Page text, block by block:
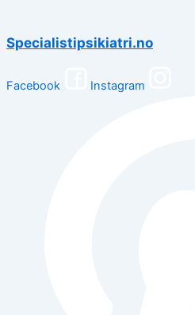
Specialistipsikiatri.no
Facebook Instagram